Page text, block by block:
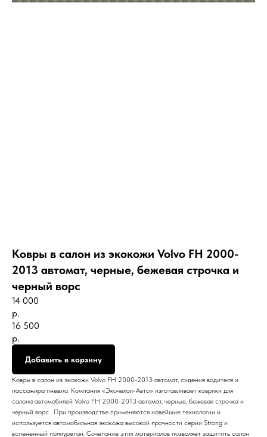
Ковры в салон из экокожи Volvo FH 2000-
2013 автомат, черные, бежевая строчка и
черный ворc
14 000
р.
16 500
р.
Добавить в корзину
Ковры в салон из экокожи Volvo FH 2000-2013 автомат, сидения водителя и
пассажира пневмо. Компания «Экочехол-Авто» изготавливает коврики для
салона автомобилей Volvo FH 2000-2013 автомат, черные, бежевая строчка и
черный ворc . При производстве применяются новейшие технологии и
используется автомобильная экокожа высокой прочности серии Strong и
вспененный полиуретан. Сочетание этих материалов позволяет защитить салон